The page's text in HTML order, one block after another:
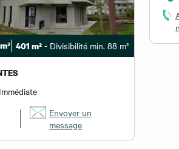
401 m²- Divisibilité min. 88 m²
Envoyer un
message